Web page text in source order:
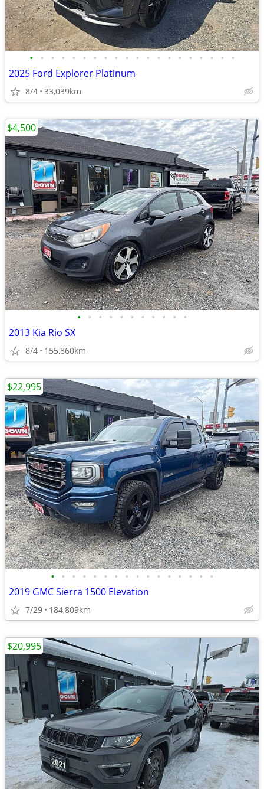
• • • • • • • • • • • • • • • • • • • •
2025 Ford Explorer Platinum
8/4 33,039km
• • • • • • • • • • •
2013 Kia Rio SX
8/4 155,860km
$4,500
• • • • • • • • • • • • • • • •
2019 GMC Sierra 1500 Elevation
7/29 184,809km
$22,995
$20,995